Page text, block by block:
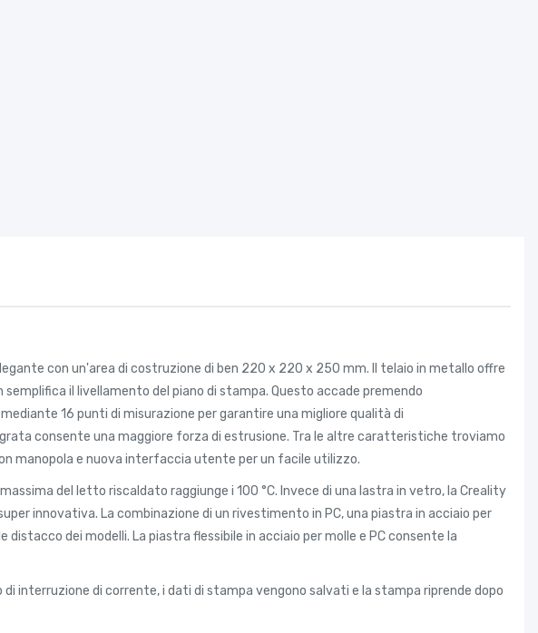
con un'area di costruzione di ben 220 x 220 x 250 mm. Il telaio in metallo offre
il livellamento del piano di stampa. Questo accade premendo
16 punti di misurazione per garantire una migliore qualità di
consente una maggiore forza di estrusione. Tra le altre caratteristiche troviamo
manopola e nuova interfaccia utente per un facile utilizzo.
del letto riscaldato raggiunge i 100 °C. Invece di una lastra in vetro, la Creality
innovativa. La combinazione di un rivestimento in PC, una piastra in acciaio per
dei modelli. La piastra flessibile in acciaio per molle e PC consente la
interruzione di corrente, i dati di stampa vengono salvati e la stampa riprende dopo